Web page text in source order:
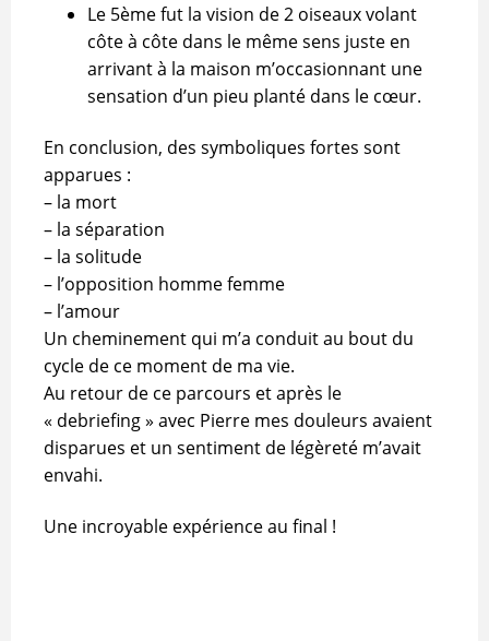
Le 5ème fut la vision de 2 oiseaux volant
côte à côte dans le même sens juste en
arrivant à la maison m’occasionnant une
sensation d’un pieu planté dans le cœur.
En conclusion, des symboliques fortes sont
apparues :
– la mort
– la séparation
– la solitude
– l’opposition homme femme
– l’amour
Un cheminement qui m’a conduit au bout du
cycle de ce moment de ma vie.
Au retour de ce parcours et après le
« debriefing » avec Pierre mes douleurs avaient
disparues et un sentiment de légèreté m’avait
envahi.
Une incroyable expérience au final !